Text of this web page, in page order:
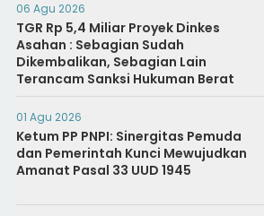
06 Agu 2026
TGR Rp 5,4 Miliar Proyek Dinkes
Asahan : Sebagian Sudah
Dikembalikan, Sebagian Lain
Terancam Sanksi Hukuman Berat
01 Agu 2026
Ketum PP PNPI: Sinergitas Pemuda
dan Pemerintah Kunci Mewujudkan
Amanat Pasal 33 UUD 1945